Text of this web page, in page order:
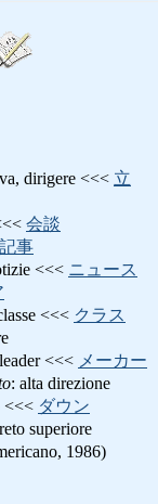
dirigere <<< 立
会談
記事
<<< ニュース
<<< クラス
<<< メーカー
: alta direzione
<<< ダウン
superiore
1986)